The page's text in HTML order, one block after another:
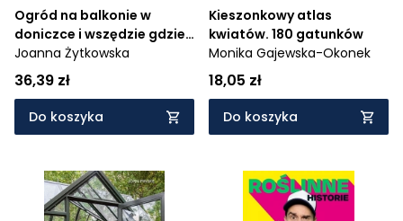
Ogród na balkonie w
doniczce i wszędzie gdzie
chcesz
Joanna Żytkowska
36,39 zł
Do koszyka
Kieszonkowy atlas
kwiatów. 180 gatunków
Monika Gajewska-Okonek
18,05 zł
Do koszyka